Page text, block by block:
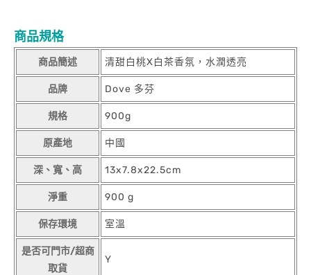
商品規格
商品簡述 清甜白桃X白茶香氛，水潤透亮
品牌 Dove 多芬
規格 900g
原產地 中國
深、寬、高 13x7.8x22.5cm
淨重 900 g
保存環境 室溫
是否可門市/超商
取貨
Y